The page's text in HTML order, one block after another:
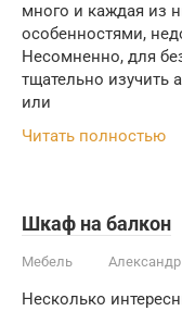
много и каждая из
особенностями,
Несомненно, для
тщательно изучить
или
Читать полностью
Шкаф на балкон
Мебель
Несколько